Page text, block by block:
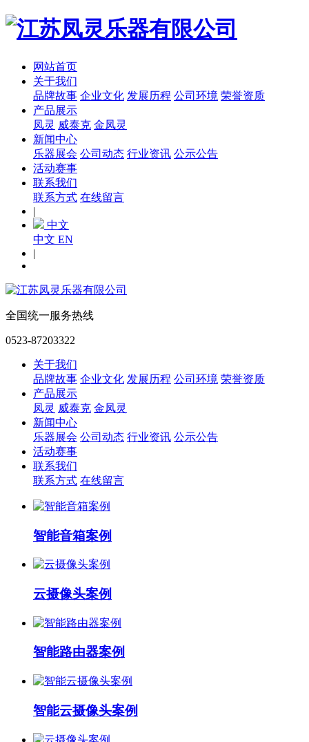
网站首页
关于我们
品牌故事 企业文化 发展历程 公司环境 荣誉资质
产品展示
凤灵 威泰克 金凤灵
新闻中心
乐器展会 公司动态 行业资讯 公示公告
活动赛事
联系我们
联系方式 在线留言
|
中文
中文 EN
|
全国统一服务热线
0523-87203322
关于我们
品牌故事 企业文化 发展历程 公司环境 荣誉资质
产品展示
凤灵 威泰克 金凤灵
新闻中心
乐器展会 公司动态 行业资讯 公示公告
活动赛事
联系我们
联系方式 在线留言
智能音箱案例
云摄像头案例
智能路由器案例
智能云摄像头案例